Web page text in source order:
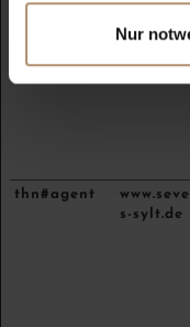
Nur
hift.com
thn#agent
s-sylt.de